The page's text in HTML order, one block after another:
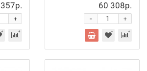
+
60 308р.
+
-